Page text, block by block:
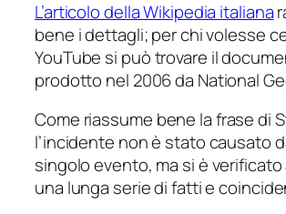
L’articolo della Wikipedia italiana
bene i dettagli; per chi volesse
YouTube si può trovare il
prodotto nel 2006 da National
Come riassume bene la frase di
l’incidente non è stato causato
singolo evento, ma si è verificato
una lunga serie di fatti e